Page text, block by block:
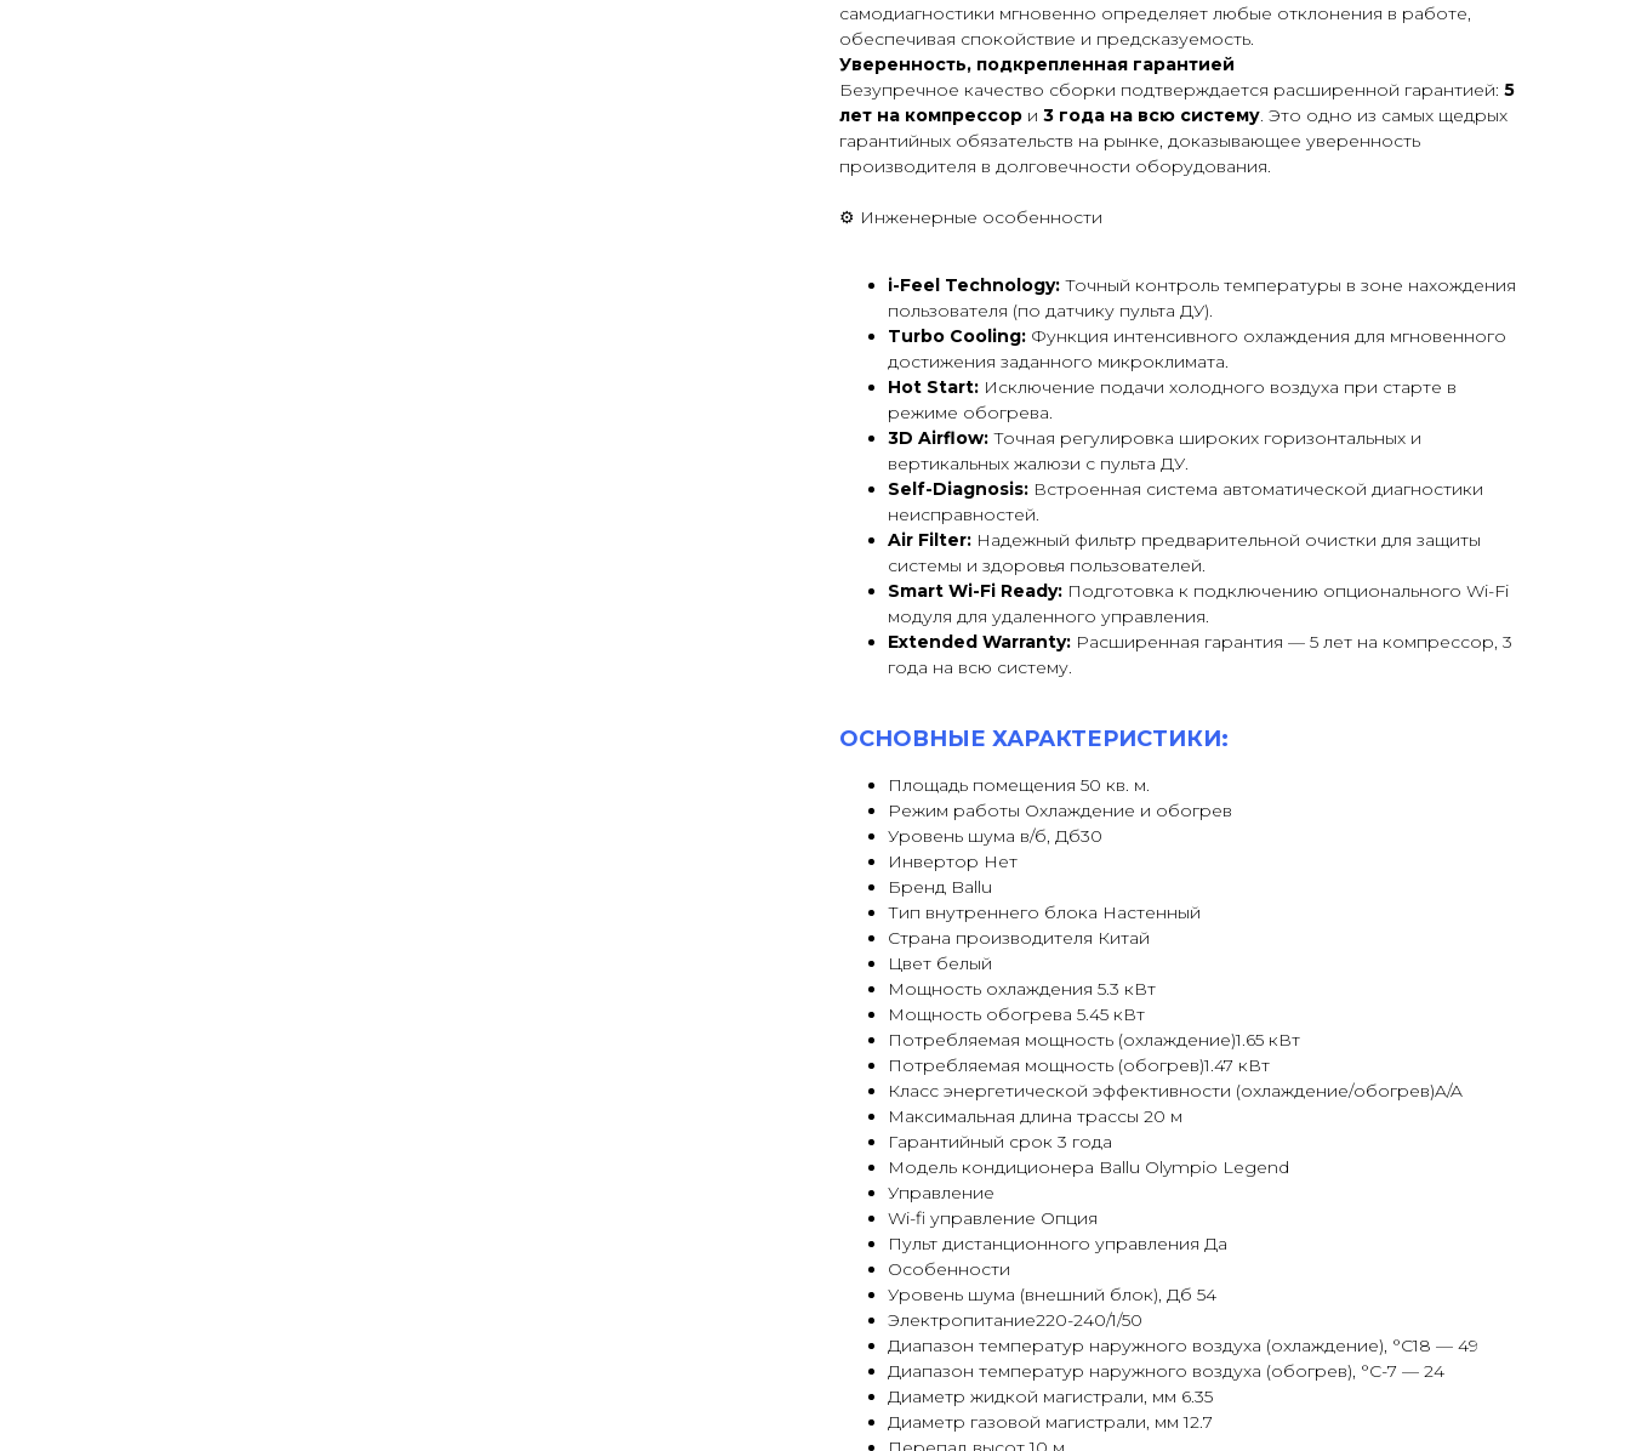
самодиагностики мгновенно определяет любые отклонения в работе,
обеспечивая спокойствие и предсказуемость.
Уверенность, подкрепленная гарантией
Безупречное качество сборки подтверждается расширенной гарантией: 5
лет на компрессор и 3 года на всю систему . Это одно из самых щедрых
гарантийных обязательств на рынке, доказывающее уверенность
производителя в долговечности оборудования.
⚙️ Инженерные особенности
i-Feel Technology: Точный контроль температуры в зоне нахождения
пользователя (по датчику пульта ДУ).
Turbo Cooling: Функция интенсивного охлаждения для мгновенного
достижения заданного микроклимата.
Hot Start: Исключение подачи холодного воздуха при старте в
режиме обогрева.
3D Airflow: Точная регулировка широких горизонтальных и
вертикальных жалюзи с пульта ДУ.
Self-Diagnosis: Встроенная система автоматической диагностики
неисправностей.
Air Filter: Надежный фильтр предварительной очистки для защиты
системы и здоровья пользователей.
Smart Wi-Fi Ready: Подготовка к подключению опционального Wi-Fi
модуля для удаленного управления.
Extended Warranty: Расширенная гарантия — 5 лет на компрессор, 3
года на всю систему.
ОСНОВНЫЕ ХАРАКТЕРИСТИКИ:
Площадь помещения 50 кв. м.
Режим работы Охлаждение и обогрев
Уровень шума в/б, Дб30
Инвертор Нет
Бренд Ballu
Тип внутреннего блока Настенный
Страна производителя Китай
Цвет белый
Мощность охлаждения 5.3 кВт
Мощность обогрева 5.45 кВт
Потребляемая мощность (охлаждение)1.65 кВт
Потребляемая мощность (обогрев)1.47 кВт
Класс энергетической эффективности (охлаждение/обогрев)A/A
Максимальная длина трассы 20 м
Гарантийный срок 3 года
Модель кондиционера Ballu Olympio Legend
Управление
Wi-fi управление Опция
Пульт дистанционного управления Да
Особенности
Уровень шума (внешний блок), Дб 54
Электропитание220-240/1/50
Диапазон температур наружного воздуха (охлаждение), °C18 — 49
Диапазон температур наружного воздуха (обогрев), °C-7 — 24
Диаметр жидкой магистрали, мм 6.35
Диаметр газовой магистрали, мм 12.7